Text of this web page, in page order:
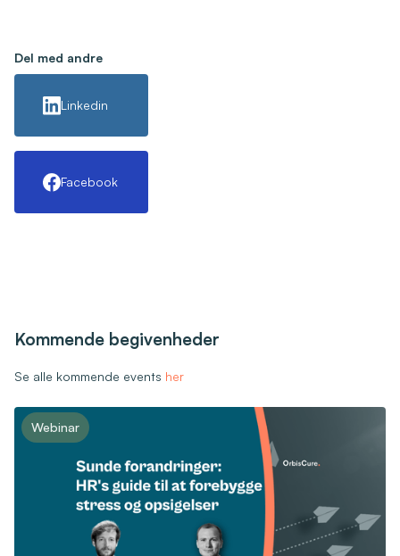
Del med andre
Linkedin
Facebook
Kommende begivenheder
Se alle kommende events her
Webinar